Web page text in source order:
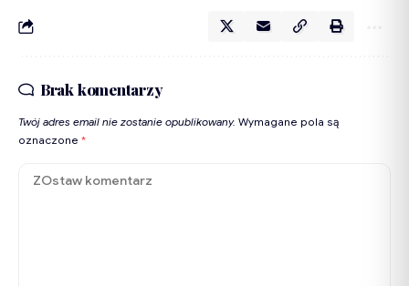
Brak komentarzy
Twój adres email nie zostanie opublikowany. Wymagane pola są
oznaczone *